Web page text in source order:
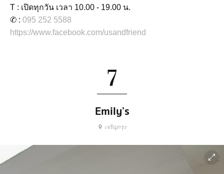
T : เปิดทุกวัน เวลา 10.00 - 19.00 น.
✆ : 095 252 5588
https://www.facebook.com/usandfriend
7
Emily’s
เจริญกรุง